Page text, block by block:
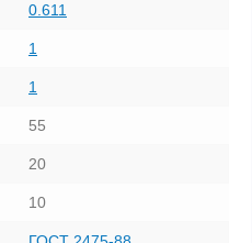
0.611
1
1
55
20
10